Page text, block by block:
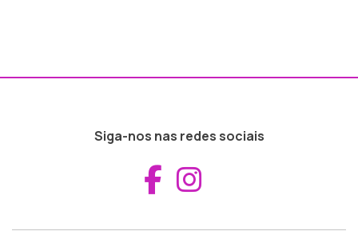
Siga-nos nas redes sociais
Aceder ao